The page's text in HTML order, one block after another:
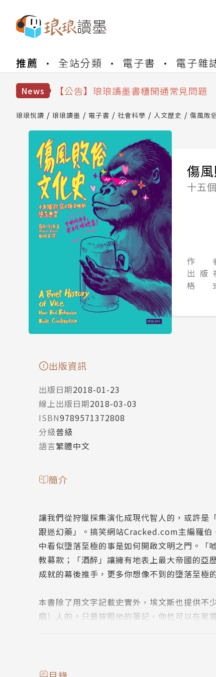
推薦 全站分類 電子書 電子雜
News
【公告】因 Readmoo 讀墨系統維護
【公告】琅琅讀墨書櫃開通常見問題
【公告】琅琅書店服務升級重要說明
【公告】因 Readmoo 讀墨系統維護
琅琅悅讀 琅琅讀墨 電子書 社會科學 人文歷史 傷風敗
傷
十五
作
出 版
格
出版資訊
出版日期2018-01-23
線上出版日期2018-03-03
ISBN9789571372808
分級普級
語言繁體中文
簡介
讓我們從狩獵採集演化成現代智人的，或許是
跟迷幻藥」。搞笑網站Cracked.com主編羅
中看似墮落至極的事是如何開啟文明之門。「
教募款；「酒醉」讓擁有地表上最大帝國的亞
成就的幕後推手，更多你想像不到的墮落至極
本書除了用文字記載史實外，埃文斯也提供不
磨）人的。只要按照他的筆記，你也可以在家
• 開一場石器時代的銳舞趴踢